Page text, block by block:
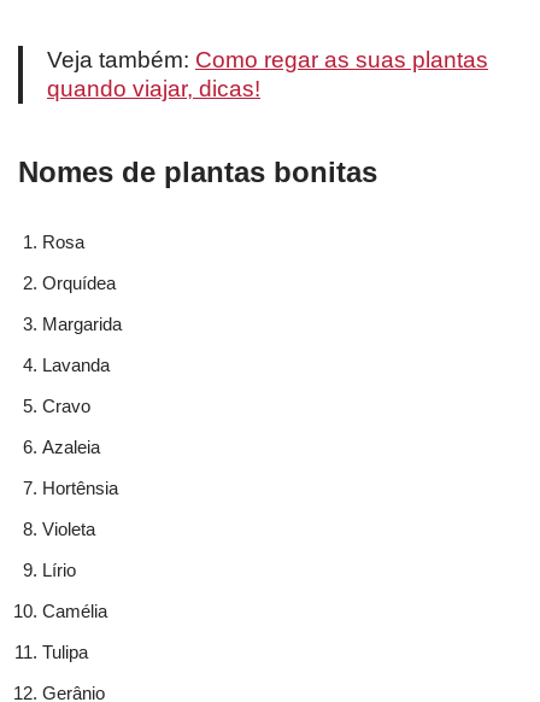
Veja também: Como regar as suas plantas
quando viajar, dicas!
Nomes de plantas bonitas
Rosa
Orquídea
Margarida
Lavanda
Cravo
Azaleia
Hortênsia
Violeta
Lírio
Camélia
Tulipa
Gerânio